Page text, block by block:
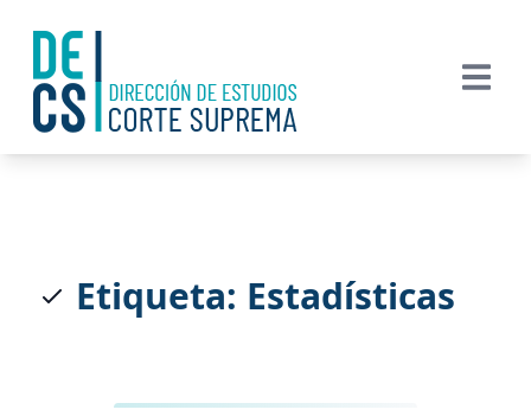
Etiqueta: Estadísticas